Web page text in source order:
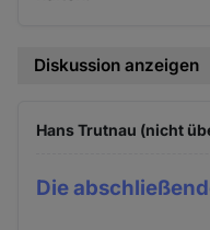
Diskussion anzeigen
Hans Trutnau (nicht
Die